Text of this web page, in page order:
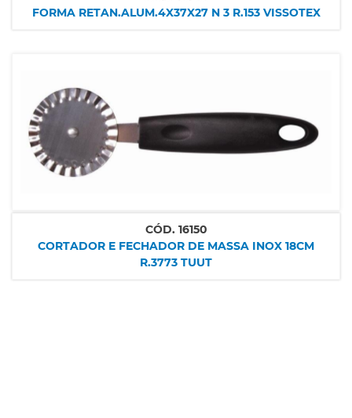
FORMA RETAN.ALUM.4X37X27 N 3 R.153 VISSOTEX
CÓD. 16150
CORTADOR E FECHADOR DE MASSA INOX 18CM
R.3773 TUUT